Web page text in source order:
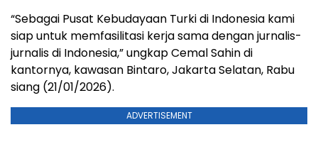
“Sebagai Pusat Kebudayaan Turki di Indonesia kami
siap untuk memfasilitasi kerja sama dengan jurnalis-
jurnalis di Indonesia,” ungkap Cemal Sahin di
kantornya, kawasan Bintaro, Jakarta Selatan, Rabu
siang (21/01/2026).
ADVERTISEMENT